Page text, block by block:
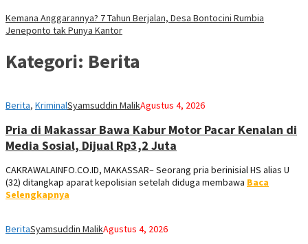
Kemana Anggarannya? 7 Tahun Berjalan, Desa Bontocini Rumbia
Jeneponto tak Punya Kantor
Kategori: Berita
Berita, KriminalSyamsuddin MalikAgustus 4, 2026
Pria di Makassar Bawa Kabur Motor Pacar Kenalan di
Media Sosial, Dijual Rp3,2 Juta
CAKRAWALAINFO.CO.ID, MAKASSAR– Seorang pria berinisial HS alias U
(32) ditangkap aparat kepolisian setelah diduga membawa Baca
Selengkapnya
BeritaSyamsuddin MalikAgustus 4, 2026